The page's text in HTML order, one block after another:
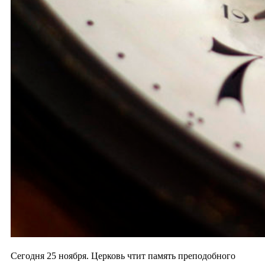
Сегодня 25 ноября. Церковь чтит память преподобного